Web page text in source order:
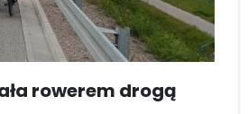
rowerem drogą